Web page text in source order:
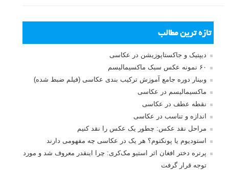
تازه ترین مطالب
دیپتیک و جاکستا‌پوزیشن در عکاسی
۶۰ نمونه عکس سبک ماکسیمالیسم
وبینار دوره جامع آموزش ترکیب بندی عکاسی (فیلم ضبط شده)
ماکسیمالیسم در عکاسی
نقطه عطف در عکاسی
اندازه و تناسب در عکاسی
مراحل نقد عکس: چطور یک عکس را نقد کنیم
استودیوم یا پونکتوم؟ هر یک در عکاسی چه مفهومی دارند
پرتره دختر افغان اثر استیو مک‌کری: چرا اینقدر معروف شد و مورد
توجه قرار گرفت